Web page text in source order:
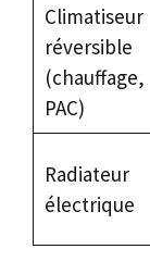
Climatiseur
réversible
(chauffage,
PAC)
Radiateur
électrique